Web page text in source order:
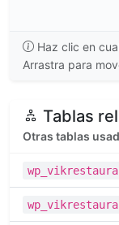
Haz clic en
Arrastra para
Tablas
Otras tablas